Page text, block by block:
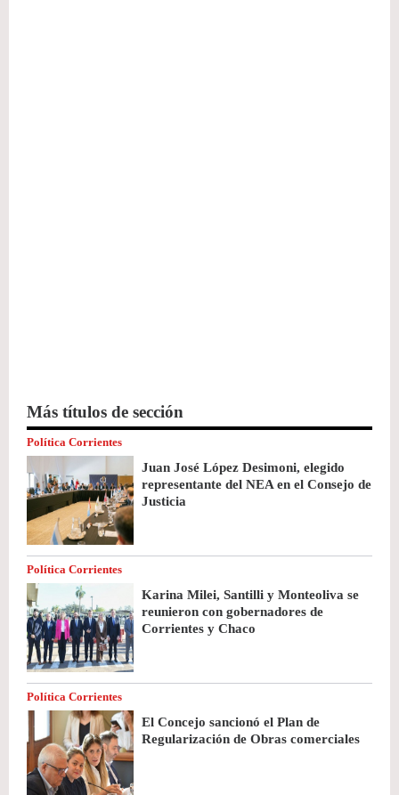
Más títulos de sección
Política Corrientes
Juan José López Desimoni, elegido
representante del NEA en el Consejo de
Justicia
Política Corrientes
Karina Milei, Santilli y Monteoliva se
reunieron con gobernadores de
Corrientes y Chaco
Política Corrientes
El Concejo sancionó el Plan de
Regularización de Obras comerciales